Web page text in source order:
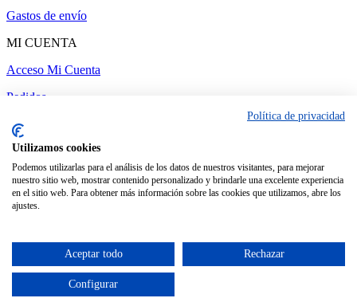
Gastos de envío
MI CUENTA
Acceso Mi Cuenta
Pedidos
Administrar web-Realizado por amc gestión
Política de privacidad
Utilizamos cookies
Podemos utilizarlas para el análisis de los datos de nuestros visitantes, para mejorar
nuestro sitio web, mostrar contenido personalizado y brindarle una excelente experiencia
en el sitio web. Para obtener más información sobre las cookies que utilizamos, abre los
ajustes.
Aceptar todo Rechazar
Configurar